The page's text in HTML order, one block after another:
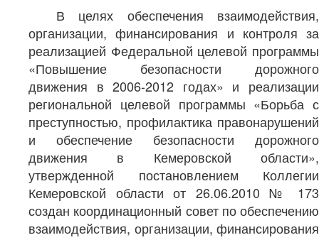
В целях обеспечения взаимодействия,
организации, финансирования и контроля за
реализацией Федеральной целевой программы
«Повышение безопасности дорожного
движения в 2006-2012 годах» и реализации
региональной целевой программы «Борьба с
преступностью, профилактика правонарушений
и обеспечение безопасности дорожного
движения в Кемеровской области»,
утвержденной постановлением Коллегии
Кемеровской области от 26.06.2010 № 173
создан координационный совет по обеспечению
взаимодействия, организации, финансирования